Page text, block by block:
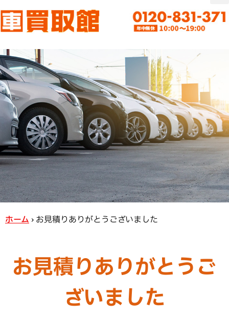
ホーム › お見積りありがとうございました
お見積りありがとうご
ざいました